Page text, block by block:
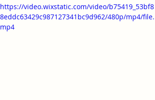
https://video.wixstatic.com/video/b75419_53bf8
8eddc63429c987127341bc9d962/480p/mp4/file.
mp4